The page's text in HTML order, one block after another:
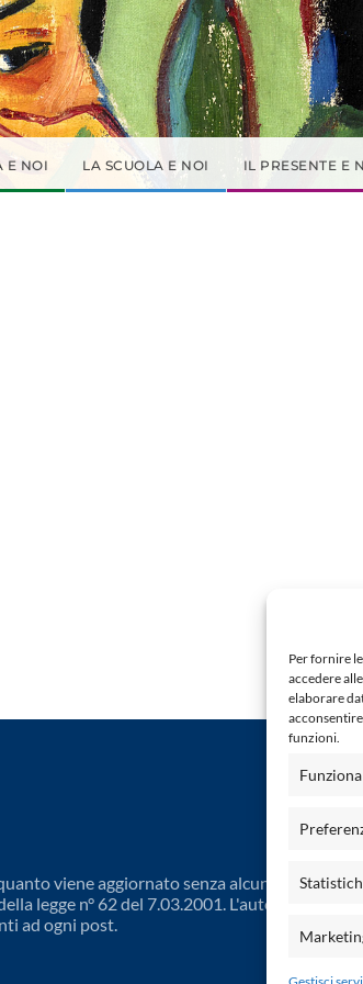
Per fornire
accedere
elaborare
funzioni.
E NOI LA SCUOLA E NOI IL PRESENTE E
viene aggiornato senza alcuna
legge n° 62 del 7.03.2001. L'autore non è
ad ogni post.